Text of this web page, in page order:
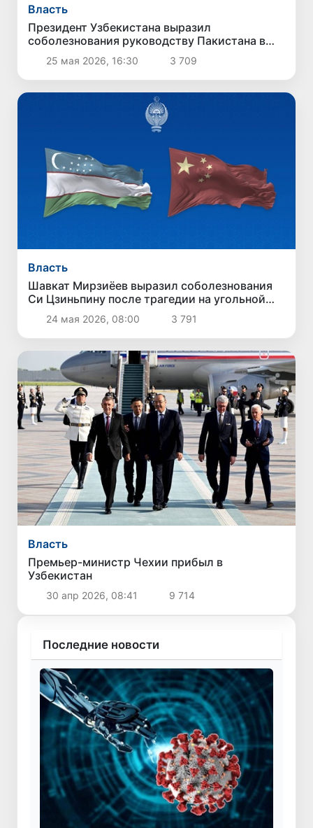
Власть
Президент Узбекистана выразил
соболезнования руководству Пакистана в
связи с терактом в Кветте
25 мая 2026, 16:30 3 709
Власть
Шавкат Мирзиёев выразил соболезнования
Си Цзиньпину после трагедии на угольной
шахте в Китае
24 мая 2026, 08:00 3 791
Власть
Премьер-министр Чехии прибыл в
Узбекистан
30 апр 2026, 08:41 9 714
Последние новости